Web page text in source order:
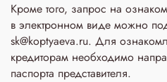
Кроме того, запрос на
в электронном виде можно
sk@koptyaeva.ru. Для
кредиторам необходимо
паспорта представителя.